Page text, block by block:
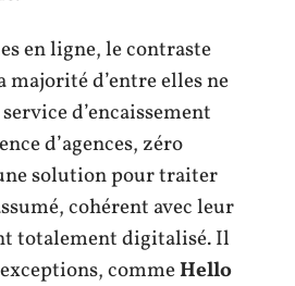
en ligne, le contraste
majorité d’entre elles ne
d’encaissement
d’agences, zéro
solution pour traiter
cohérent avec leur
totalement digitalisé. Il
commeHello